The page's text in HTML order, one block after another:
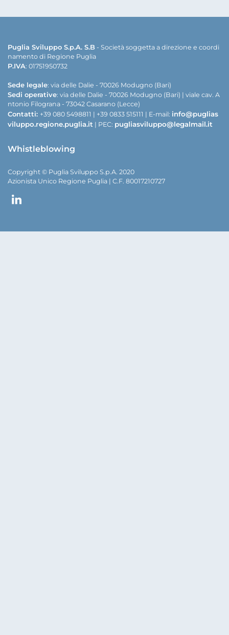
Puglia Sviluppo S.p.A. S.B - Società soggetta a direzione e coordi
namento di Regione Puglia
P.IVA: 01751950732
Sede legale: via delle Dalie - 70026 Modugno (Bari)
Sedi operative: via delle Dalie - 70026 Modugno (Bari) | viale cav. A
ntonio Filograna - 73042 Casarano (Lecce)
Contatti: +39 080 5498811 | +39 0833 515111 | E-mail: info@puglias
viluppo.regione.puglia.it | PEC: pugliasviluppo@legalmail.it
Whistleblowing
Copyright © Puglia Sviluppo S.p.A. 2020
Azionista Unico Regione Puglia | C.F. 80017210727